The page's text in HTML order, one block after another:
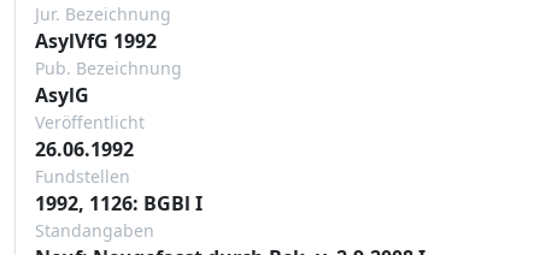
Jur. Bezeichnung
AsylVfG 1992
Pub. Bezeichnung
AsylG
Veröffentlicht
26.06.1992
Fundstellen
1992, 1126: BGBl I
Standangaben